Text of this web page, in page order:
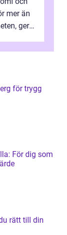
mer än
ger
för trygg
För dig som